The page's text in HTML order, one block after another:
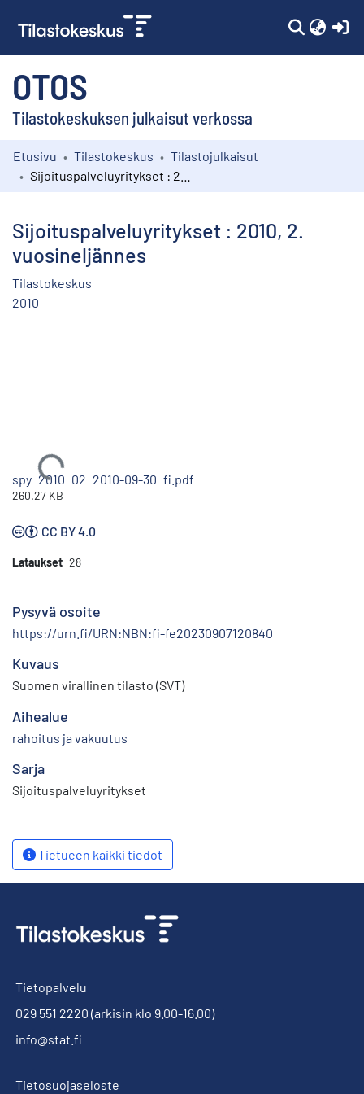
OTOS
Tilastokeskuksen julkaisut verkossa
Kokoelmat
Etusivu Tilastokeskus
Tilastojulkaisut
Sijoituspalveluyritykset : 2010, 2.
vuosineljännes
Tilastokeskus
2010
Ladataan...
spy_2010_02_2010-09-30_fi.pdf
260.27 KB
CC BY 4.0
Lataukset 28
Pysyvä osoite
https://urn.fi/URN:NBN:fi-fe20230907120840
Kuvaus
Suomen virallinen tilasto (SVT)
Aihealue
rahoitus ja vakuutus
Sarja
Sijoituspalveluyritykset
Tietueen kaikki tiedot
Tietopalvelu
029 551 2220 (arkisin klo 9.00-16.00)
info@stat.fi
Tietosuojaseloste